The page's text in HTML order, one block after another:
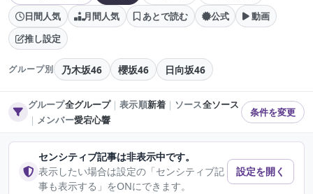
日間人気 月間人気 あとで読む 公式
動画
推し設定
グループ別 乃木坂46 櫻坂46 日向坂46
グループ全グループ｜表示順新着｜ ソース全ソース
｜ メンバー愛宕心響
条件を変更
センシティブ記事は非表示中です。
表示したい場合は設定の「センシティブ記
事も表示する」をONにできます。
設定を開く